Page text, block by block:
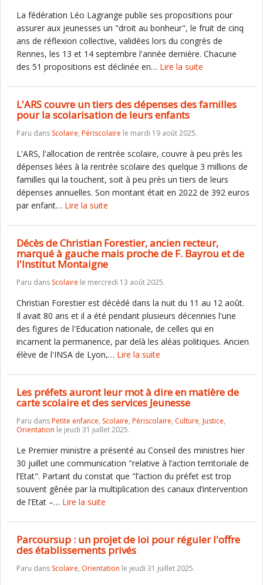
La fédération Léo Lagrange publie ses propositions pour
assurer aux jeunesses un "droit au bonheur", le fruit de cinq
ans de réflexion collective, validées lors du congrès de
Rennes, les 13 et 14 septembre l'année dernière. Chacune
des 51 propositions est déclinée en… Lire la suite
L'ARS couvre un tiers des dépenses des familles
pour la scolarisation de leurs enfants
Paru dans Scolaire, Périscolaire le mardi 19 août 2025.
L'ARS, l'allocation de rentrée scolaire, couvre à peu près les
dépenses liées à la rentrée scolaire des quelque 3 millions de
familles qui la touchent, soit à peu près un tiers de leurs
dépenses annuelles. Son montant était en 2022 de 392 euros
par enfant… Lire la suite
Décès de Christian Forestier, ancien recteur,
marqué à gauche mais proche de F. Bayrou et de
l'Institut Montaigne
Paru dans Scolaire le mercredi 13 août 2025.
Christian Forestier est décédé dans la nuit du 11 au 12 août.
Il avait 80 ans et il a été pendant plusieurs décennies l'une
des figures de l'Education nationale, de celles qui en
incarnent la permanence, par delà les aléas politiques. Ancien
élève de l'INSA de Lyon,… Lire la suite
Les préfets auront leur mot à dire en matière de
carte scolaire et des services Jeunesse
Paru dansPetite enfance, Scolaire, Périscolaire, Culture, Justice,
Orientation le jeudi 31 juillet 2025.
Le Premier ministre a présenté au Conseil des ministres hier
30 juillet une communication "relative à l’action territoriale de
l’Etat". Partant du constat que "l’action du préfet est trop
souvent gênée par la multiplication des canaux d’intervention
de l’Etat –… Lire la suite
Parcoursup : un projet de loi pour réguler l'offre
des établissements privés
Paru dans Scolaire, Orientation le jeudi 31 juillet 2025.